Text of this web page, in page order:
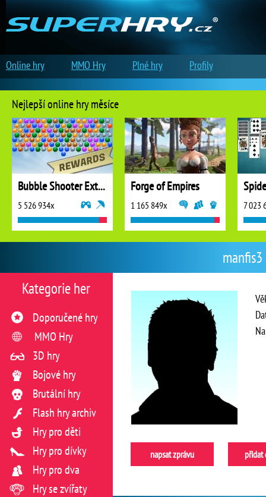
napsat zprávu přidat
Kategorie her
Doporučené hry
MMO Hry
3D hry
Bojové hry
Brutální hry
Flash hry archiv
Hry pro děti
Hry pro dívky
Hry pro dva
Hry se zvířaty
Nejlepší online hry měsíce
Bubble Shooter Extreme
5 526 934x
Forge of Empires
1 165 849x 7 023
Online hry MMO Hry Plné hry Profily